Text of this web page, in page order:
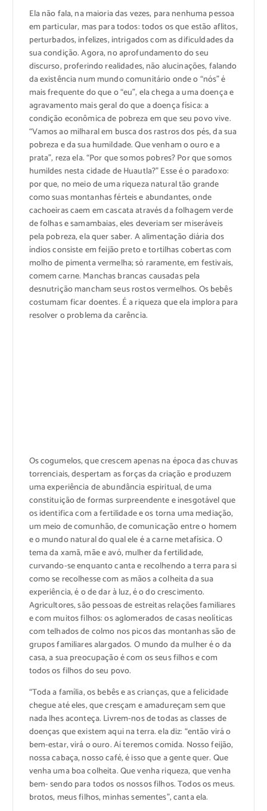
Ela não fala, na maioria das vezes, para nenhuma pessoa
em particular, mas para todos: todos os que estão aflitos,
perturbados, infelizes, intrigados com as dificuldades da
sua condição. Agora, no aprofundamento do seu
discurso, proferindo realidades, não alucinações, falando
da existência num mundo comunitário onde o “nós” é
mais frequente do que o “eu”, ela chega a uma doença e
agravamento mais geral do que a doença física: a
condição econômica de pobreza em que seu povo vive.
“Vamos ao milharal em busca dos rastros dos pés, da sua
pobreza e da sua humildade. Que venham o ouro e a
prata”, reza ela. “Por que somos pobres? Por que somos
humildes nesta cidade de Huautla?” Esse é o paradoxo:
por que, no meio de uma riqueza natural tão grande
como suas montanhas férteis e abundantes, onde
cachoeiras caem em cascata através da folhagem verde
de folhas e samambaias, eles deveriam ser miseráveis ​​
pela pobreza, ela quer saber. A alimentação diária dos
índios consiste em feijão preto e tortilhas cobertas com
molho de pimenta vermelha; só raramente, em festivais,
comem carne. Manchas brancas causadas pela
desnutrição mancham seus rostos vermelhos. Os bebês
costumam ficar doentes. É a riqueza que ela implora para
resolver o problema da carência.
Os cogumelos, que crescem apenas na época das chuvas
torrenciais, despertam as forças da criação e produzem
uma experiência de abundância espiritual, de uma
constituição de formas surpreendente e inesgotável que
os identifica com a fertilidade e os torna uma mediação,
um meio de comunhão, de comunicação entre o homem
e o mundo natural do qual ele é a carne metafísica. O
tema da xamã, mãe e avó, mulher da fertilidade,
curvando-se enquanto canta e recolhendo a terra para si
como se recolhesse com as mãos a colheita da sua
experiência, é o de dar à luz, é o do crescimento.
Agricultores, são pessoas de estreitas relações familiares
e com muitos filhos: os aglomerados de casas neolíticas
com telhados de colmo nos picos das montanhas são de
grupos familiares alargados. O mundo da mulher é o da
casa, a sua preocupação é com os seus filhos e com
todos os filhos do seu povo.
“Toda a família, os bebês e as crianças, que a felicidade
chegue até eles, que cresçam e amadureçam sem que
nada lhes aconteça. Livrem-nos de todas as classes de
doenças que existem aqui na terra. ela diz: “então virá o
bem-estar, virá o ouro. Aí teremos comida. Nosso feijão,
nossa cabaça, nosso café, é isso que a gente quer. Que
venha uma boa colheita. Que venha riqueza, que venha
bem- sendo para todos os nossos filhos. Todos os meus.
brotos, meus filhos, minhas sementes”, canta ela.